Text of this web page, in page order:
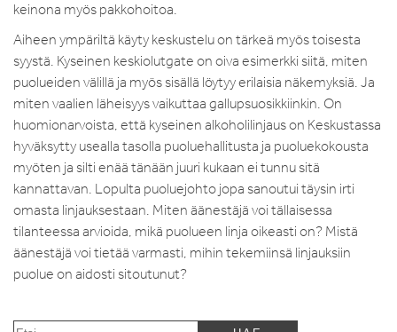
keinona myös pakkohoitoa.
Aiheen ympäriltä käyty keskustelu on tärkeä myös toisesta
syystä. Kyseinen keskiolutgate on oiva esimerkki siitä, miten
puolueiden välillä ja myös sisällä löytyy erilaisia näkemyksiä. Ja
miten vaalien läheisyys vaikuttaa gallupsuosikkiinkin. On
huomionarvoista, että kyseinen alkoholilinjaus on Keskustassa
hyväksytty usealla tasolla puoluehallitusta ja puoluekokousta
myöten ja silti enää tänään juuri kukaan ei tunnu sitä
kannattavan. Lopulta puoluejohto jopa sanoutui täysin irti
omasta linjauksestaan. Miten äänestäjä voi tällaisessa
tilanteessa arvioida, mikä puolueen linja oikeasti on? Mistä
äänestäjä voi tietää varmasti, mihin tekemiinsä linjauksiin
puolue on aidosti sitoutunut?